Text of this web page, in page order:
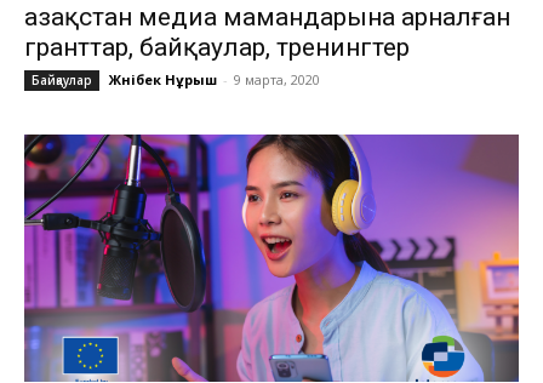
Қазақстан медиа мамандарына арналған
гранттар, байқаулар, тренингтер
Байқаулар Жәнібек Нұрыш - 9 марта, 2020